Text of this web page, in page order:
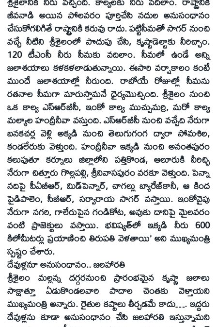
జీవనాడి అయిన పోలవరం పూర్తిచేసి నదుల అనుసంధానం
చేసుకోగలిగితే రాష్ట్రానికి కరువు రాదు. పట్టిసీమతో సాగర్‌ నుంచి
వచ్చే నీటిని శ్రీశైలంలో పొదుపు చేసి, కృష్టాడెల్టాకు నీరిచ్చాం.
120 టీఎంసీ నీరు సీమకు వదిలాం. సీమలో ఉండే అన్ని
జలాశయాలు కళకళలాడుతున్నాయి. ఈసారి వర్షాకాలం కంటే
ముందే జలాశయాల్లో నీరుంది. రాబోయే రోజుల్లో సీమను
రతనాల సీమగా మారుస్తామనే ధైర్యమొచ్చింది. శ్రీశైలం నుంచి
ఒక కాల్వ ఎస్‌ఆర్‌బీసీ, ఇంకో కాల్వ ముచ్చుమర్రి, మరో కాల్వ
మల్యాల హంద్రీనీవా వస్తుంది. ఎస్‌ఆర్‌బీసీ నుంచి వచ్చేది నేరుగా
బనకచర్ల వెళ్లి అక్కడి నుంచి తెలుగుగంగ ద్వారా సోమశిల,
కండలేరుకు వెళ్తుంది. హంద్రీనీవా ఇక్కడి నుంచి అనంతపురం
కలుపుతూ కర్నూలు జిల్లాలోని పత్తికొండ, ఆలూరుకి నీరిచ్చి
నేరుగా చిత్తూరు గొల్లపల్లి, శ్రీనివాసపురం వరకూ వెళ్తుంది. పెన్నా
నదిపై పీఏబీఆర్‌, మిడ్‌పెన్నార్‌, చాగల్లు బ్యారేజ్‌కానీ, ఆ కింద
పైడిపాలెం, సీబీఆర్‌, సర్వారాయ సాగర్‌ వస్తాయి. ఇంకోవైపు
నేరుగా నగరి, గాలేరుపైన గండికోట, అవుకు దానిపై మైలవరం
వంటి ప్రాజెక్టులు వస్తాయి. భవిష్యత్‌లో ఇక్కడి నీరు 600
కిలోమీటర్లు ప్రయాణించి తిరుపతి వెళతాయి’ అని ముఖ్యమంత్రి
స్పష్టం చేశారు.
దేవుళ్లనూ అనుసంధానం.. జలహారతి
శ్రీశైలం మల్లన్న దగ్గరనుంచి ప్రారంభమైన కృష్ణా జలాలు
సాక్షాత్తూ ఏడుకొండలవారి పాదాల చెంతకు వెళ్తాయని
ముఖ్యమంత్రి అన్నారు. రైతుల కష్టాలు తీర్చడమే కాదు…. ఇద్దరు
దేవుళ్లను కూడా అనుసంధానం చేసి జలహారతి ఇస్తున్నామని